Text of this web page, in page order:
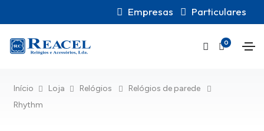
Empresas Particulares
0
Início Loja Relógios
Relógios de parede
Rhythm